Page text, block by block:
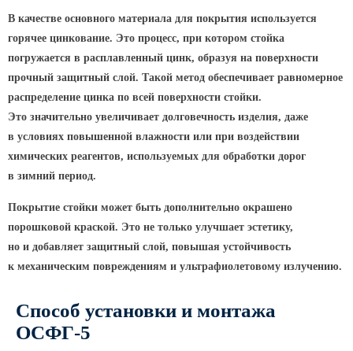
ВМОН Высокомачтовые опоры со
стационарной короной
ВМО Высокомачтовые опоры с
мобильной короной
Мачты связи
РМГ Радиомачты. Опоры сотовoй
назначения
КРОНШТЕЙНЫ ДЛЯ УЛИЧНОГО
ОСВЕЩЕНИЯ
Кронштейны для консольных
светильников
В качестве основного материала для покрытия используется
горячее цинкование. Это процесс, при котором стойка
погружается в расплавленный цинк, образуя на поверхности
прочный защитный слой. Такой метод обеспечивает равномерное
распределение цинка по всей поверхности стойки.
Это значительно увеличивает долговечность изделия, даже
в условиях повышенной влажности или при воздействии
химических реагентов, используемых для обработки дорог
в зимний период.
Покрытие стойки может быть дополнительно окрашено
порошковой краской. Это не только улучшает эстетику,
но и добавляет защитный слой, повышая устойчивость
к механическим повреждениям и ультрафиолетовому излучению.
Способ установки и монтажа
ОСФГ-5